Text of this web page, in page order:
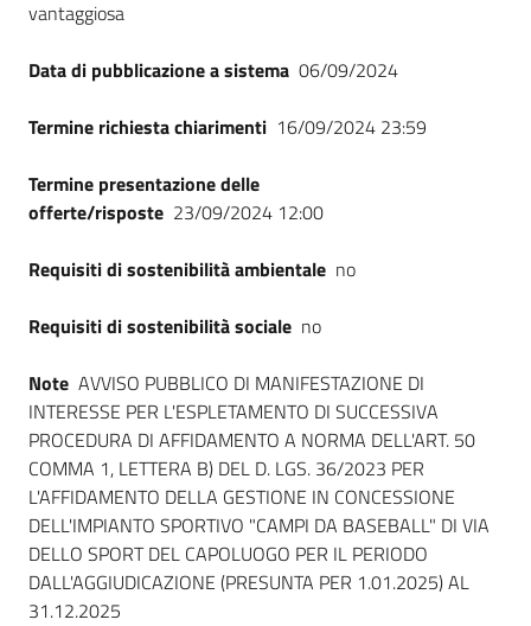
vantaggiosa
Data di pubblicazione a sistema 06/09/2024
Termine richiesta chiarimenti 16/09/2024 23:59
Termine presentazione delle
offerte/risposte 23/09/2024 12:00
Requisiti di sostenibilità ambientale no
Requisiti di sostenibilità sociale no
Note AVVISO PUBBLICO DI MANIFESTAZIONE DI
INTERESSE PER L'ESPLETAMENTO DI SUCCESSIVA
PROCEDURA DI AFFIDAMENTO A NORMA DELL'ART. 50
COMMA 1, LETTERA B) DEL D. LGS. 36/2023 PER
L'AFFIDAMENTO DELLA GESTIONE IN CONCESSIONE
DELL'IMPIANTO SPORTIVO "CAMPI DA BASEBALL" DI VIA
DELLO SPORT DEL CAPOLUOGO PER IL PERIODO
DALL'AGGIUDICAZIONE (PRESUNTA PER 1.01.2025) AL
31.12.2025